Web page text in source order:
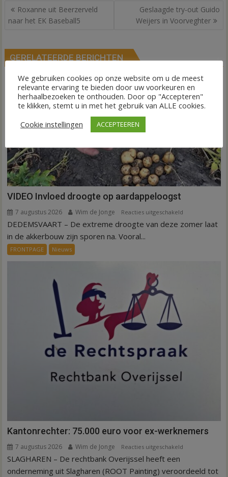
Bericht
navigatie
Roxanne uit Beerzerveld
naar het EK Baseball5
Geslaagde try-out Guido
Weijers in Voorveghter
GERELATEERDE BERICHTEN
VIDEO Invloed droogte op aardappeloogst
7 augustus 2026 Wim de Jonge Reacties uitgeschakeld
VIDEO
DEDEMSVAART – De extreme droogte van deze zomer laat
in de akkerbouw zijn sporen na. Vooral...
FRONTPAGE Nieuws
Kantonrechter: 75.000 euro voor ex-werknemers
7 augustus 2026 Wim de Jonge Reacties uitgeschakeld
75.000
SLAGHAREN – De rechtbank Overijssel heeft een
onderneming uit Slagharen (ROOT Painting) veroordeeld tot
We gebruiken cookies op onze website om u de meest
relevante ervaring te bieden door uw voorkeuren en
herhaalbezoeken te onthouden. Door op "Accepteren"
te klikken, stemt u in met het gebruik van ALLE cookies.
Cookie instellingen
ACCEPTEEREN